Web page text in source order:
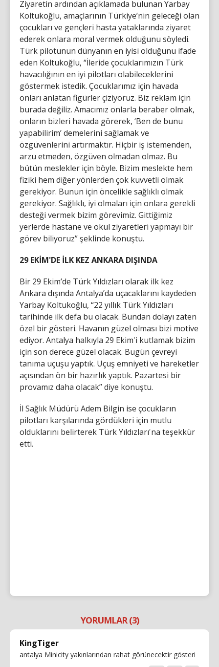
Ziyaretin ardından açıklamada bulunan Yarbay
Koltukoğlu, amaçlarının Türkiye’nin geleceği olan
çocukları ve gençleri hasta yataklarında ziyaret
ederek onlara moral vermek olduğunu söyledi.
Türk pilotunun dünyanın en iyisi olduğunu ifade
eden Koltukoğlu, “İleride çocuklarımızın Türk
havacılığının en iyi pilotları olabileceklerini
göstermek istedik. Çocuklarımız için havada
onları anlatan figürler çiziyoruz. Biz reklam için
burada değiliz. Amacımız onlarla beraber olmak,
onların bizleri havada görerek, ‘Ben de bunu
yapabilirim’ demelerini sağlamak ve
özgüvenlerini artırmaktır. Hiçbir iş istemenden,
arzu etmeden, özgüven olmadan olmaz. Bu
bütün meslekler için böyle. Bizim meslekte hem
fiziki hem diğer yönlerden çok kuvvetli olmak
gerekiyor. Bunun için öncelikle sağlıklı olmak
gerekiyor. Sağlıklı, iyi olmaları için onlara gerekli
desteği vermek bizim görevimiz. Gittiğimiz
yerlerde hastane ve okul ziyaretleri yapmayı bir
görev biliyoruz” şeklinde konuştu.
29 EKİM'DE İLK KEZ ANKARA DIŞINDA
Bir 29 Ekim’de Türk Yıldızları olarak ilk kez
Ankara dışında Antalya’da uçacaklarını kaydeden
Yarbay Koltukoğlu, “22 yıllık Türk Yıldızları
tarihinde ilk defa bu olacak. Bundan dolayı zaten
özel bir gösteri. Havanın güzel olması bizi motive
ediyor. Antalya halkıyla 29 Ekim'i kutlamak bizim
için son derece güzel olacak. Bugün çevreyi
tanıma uçuşu yaptık. Uçuş emniyeti ve hareketler
açısından ön bir hazırlık yaptık. Pazartesi bir
provamız daha olacak” diye konuştu.
İl Sağlık Müdürü Adem Bilgin ise çocukların
pilotları karşılarında gördükleri için mutlu
olduklarını belirterek Türk Yıldızları'na teşekkür
etti.
YORUMLAR (3)
KingTiger
antalya Minicity yakınlarından rahat görünecektir gösteri